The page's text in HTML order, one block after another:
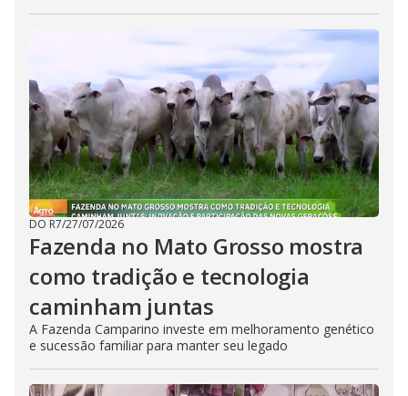
DO R7/27/07/2026
Fazenda no Mato Grosso mostra
como tradição e tecnologia
caminham juntas
A Fazenda Camparino investe em melhoramento genético
e sucessão familiar para manter seu legado